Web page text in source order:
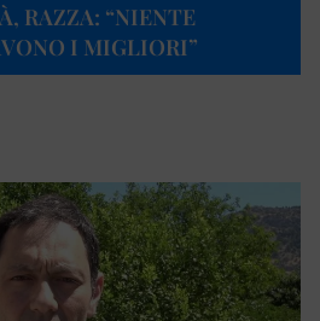
RAZZA: “NIENTE
I MIGLIORI”